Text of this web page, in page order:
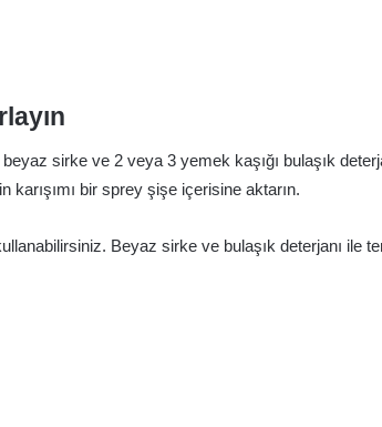
sirke ve 2 veya 3 yemek kaşığı bulaşık
karışımı bir sprey şişe içerisine aktarın.
Beyaz sirke ve bulaşık deterjanı ile